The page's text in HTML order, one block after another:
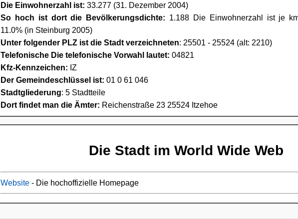
Die Einwohnerzahl ist: 33.277 (31. Dezember 2004)
So hoch ist dort die Bevölkerungsdichte: 1.188 Die Einwohnerzahl ist je
11.0% (in Steinburg 2005)
Unter folgender PLZ ist die Stadt verzeichneten: 25501 - 25524 (alt: 2210)
Telefonische Die telefonische Vorwahl lautet: 04821
Kfz-Kennzeichen: IZ
Der Gemeindeschlüssel ist: 01 0 61 046
Stadtgliederung: 5 Stadtteile
Dort findet man die Ämter: Reichenstraße 23 25524 Itzehoe
Die Stadt im World Wide Web
Website - Die hochoffizielle Homepage